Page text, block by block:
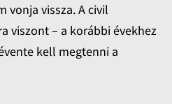
vonja vissza. A civil
viszont – a korábbi évekhez
kell megtenni a